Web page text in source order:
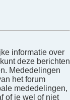
informatie over
deze berichten
Mededelingen
het forum
mededelingen,
of je wel of niet